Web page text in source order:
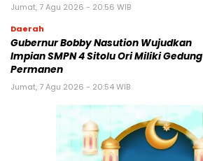
Jumat, 7 Agu 2026 - 20:56 WIB
Daerah
Gubernur Bobby Nasution Wujudkan
Impian SMPN 4 Sitolu Ori Miliki Gedung
Permanen
Jumat, 7 Agu 2026 - 20:54 WIB